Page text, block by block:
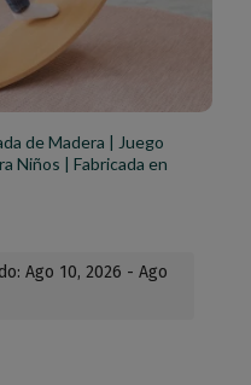
de Madera | Juego
Niños | Fabricada en
Ago 10, 2026 - Ago